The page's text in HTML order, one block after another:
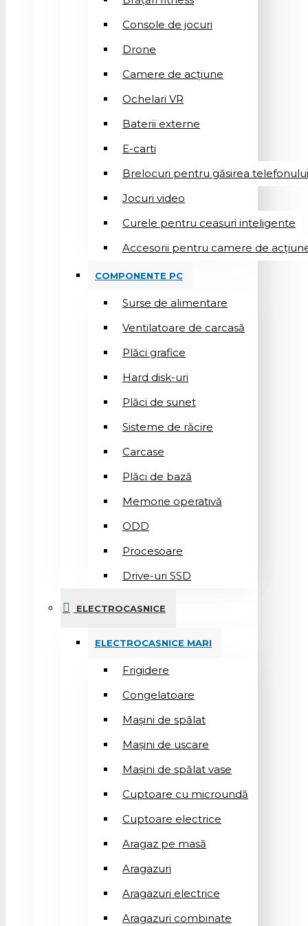
Console de jocuri
Drone
Camere de acțiune
Ochelari VR
Baterii externe
E-carti
Brelocuri pentru găsirea telefonului
Jocuri video
Curele pentru ceasuri inteligente
Accesorii pentru camere de
COMPONENTE PC
Surse de alimentare
Ventilatoare de carcasă
Plăci grafice
Hard disk-uri
Plăci de sunet
Sisteme de răcire
Carcase
Plăci de bază
Memorie operativă
ODD
Procesoare
Drive-uri SSD
ELECTROCASNICE
ELECTROCASNICE MARI
Frigidere
Congelatoare
Mașini de spălat
Mașini de uscare
Mașini de spălat vase
Cuptoare cu microundă
Cuptoare electrice
Aragaz pe masă
Aragazuri
Aragazuri electrice
Aragazuri combinate